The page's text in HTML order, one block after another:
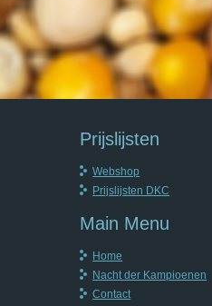
Prijslijsten
Webshop
Prijslijsten DKC
Main Menu
Home
Nacht der Kampioenen
Contact